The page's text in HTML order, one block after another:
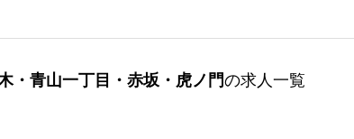
・青山一丁目・赤坂・虎ノ門の求人一覧